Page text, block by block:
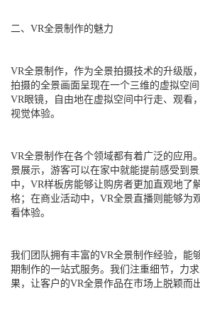
二、VR全景制作的魅力
VR全景制作，作为全景拍摄技术的升级版
拍摄的全景画面呈现在一个三维的虚拟空
VR眼镜，自由地在虚拟空间中行走、观看
视觉体验。
VR全景制作在各个领域都有着广泛的应用
景展示，游客可以在家中就能提前感受到
中，VR样板房能够让购房者更加直观地了
格；在商业活动中，VR全景直播则能够为
看体验。
我们团队拥有丰富的VR全景制作经验，能
期制作的一站式服务。我们注重细节，力
果，让客户的VR全景作品在市场上脱颖而出